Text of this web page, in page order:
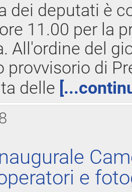
dei deputati è
11.00 per la
All'ordine del
provvisorio di
delle
e